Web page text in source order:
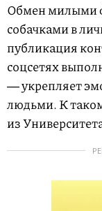
Обмен милыми
собачками в
публикация
соцсетях
― укрепляет
людьми. К
из